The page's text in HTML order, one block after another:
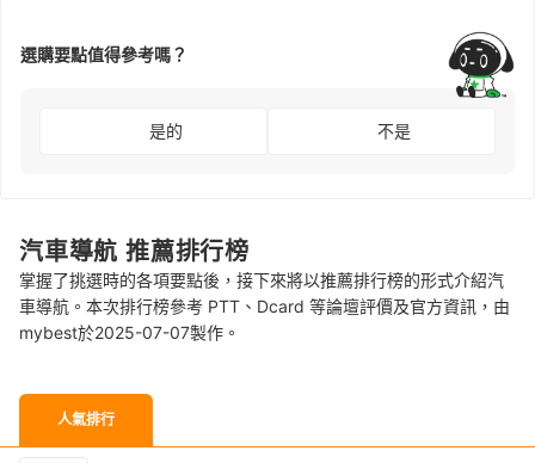
選購要點值得參考嗎？
是的 不是
汽車導航 推薦排行榜
掌握了挑選時的各項要點後，接下來將以推薦排行榜的形式介紹汽
車導航。本次排行榜參考 PTT、Dcard 等論壇評價及官方資訊，由
mybest於2025-07-07製作。
人氣排行